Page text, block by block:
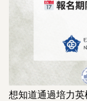
想知道通過培力